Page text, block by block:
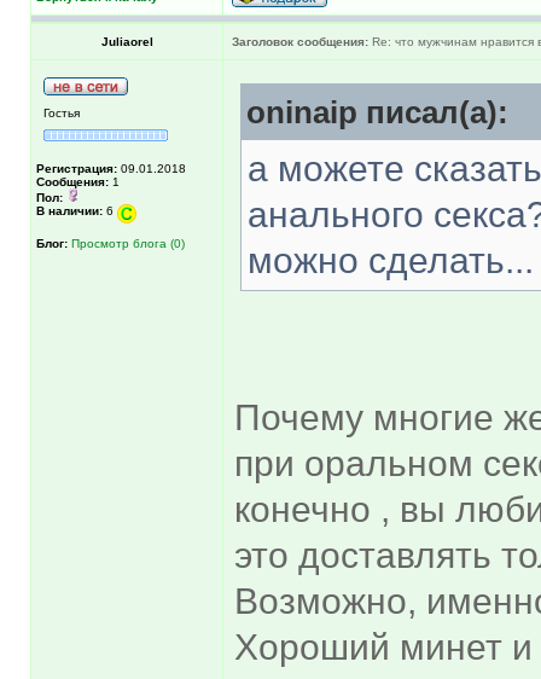
Juliaorel Заголовок сообщения: Re: что мужчинам нравится
Гостья
Регистрация: 09.01.2018
Сообщения: 1
Пол:
В наличии: 6
Блог: Просмотр блога (0)
oninaip писал(а):
а можете
анального
можно сделать...
Почему многие
при оральном
конечно , вы
это доставлять
Возможно,
Хороший минет и